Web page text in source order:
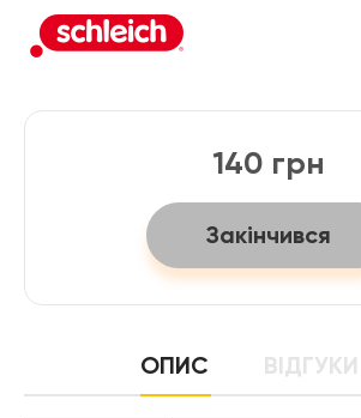
140 грн
Закінчився
ОПИС